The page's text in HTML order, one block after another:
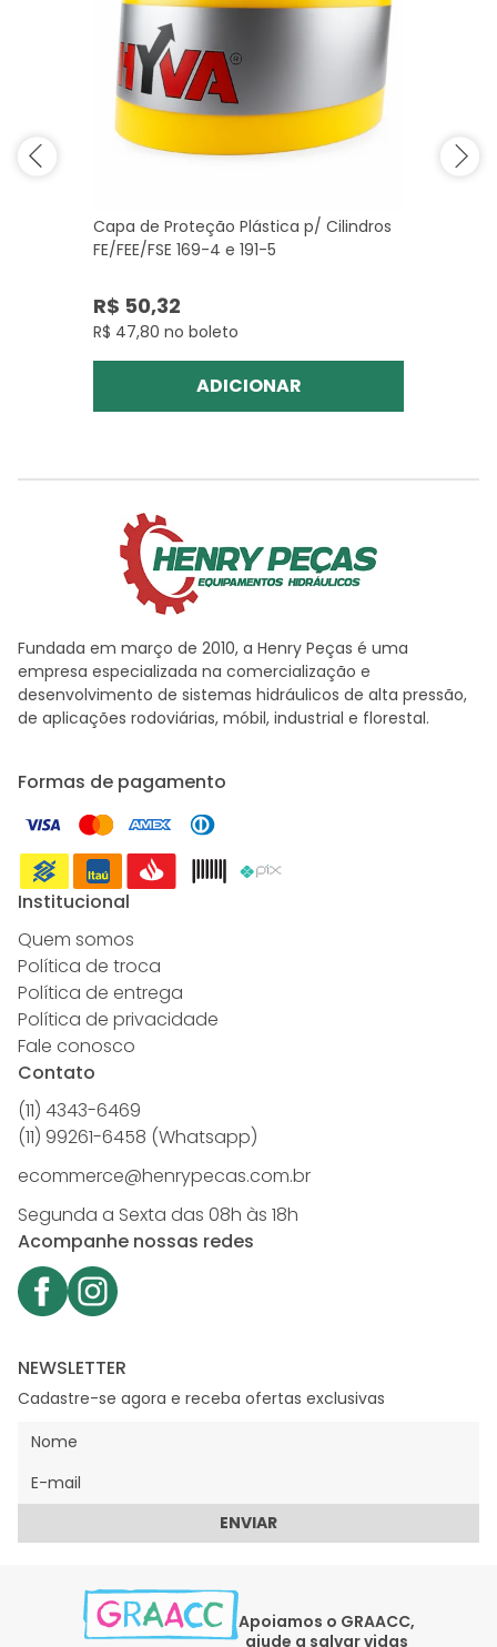
Capa de Proteção Plástica p/ Cilindros
FE/FEE/FSE 169-4 e 191-5
R$ 50,32
R$ 47,80 no boleto
ADICIONAR
Fundada em março de 2010, a Henry Peças é uma
empresa especializada na comercialização e
desenvolvimento de sistemas hidráulicos de alta pressão,
de aplicações rodoviárias, móbil, industrial e florestal.
Formas de pagamento
Institucional
Quem somos
Política de troca
Política de entrega
Política de privacidade
Fale conosco
Contato
(11) 4343-6469
(11) 99261-6458 (Whatsapp)
ecommerce@henrypecas.com.br
Segunda a Sexta das 08h às 18h
Acompanhe nossas redes
NEWSLETTER
Cadastre-se agora e receba ofertas exclusivas
ENVIAR
Apoiamos o GRAACC,
ajude a salvar vidas